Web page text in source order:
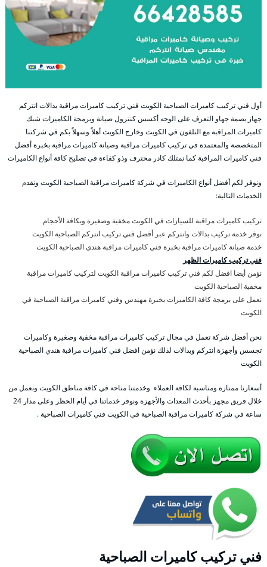
أول فني تركيب كاميرات الصباحية الكويت فني تركيب كاميرات مراقبة بدالات انتركم
جهاز بصمة جهاو التعرف على الوجه أكسس كنترول صيانة وبرمجة الكاميرات شبك
كاميرات المراقبة مع التلفون في الكويت وخارج الكويت أهلاً وسهلاً بكم في شركتنا
المتخصصة والمعتمدة في تركيب كاميرات مراقبة وصيانة كاميرات مراقبة بخبرة أفضل
فني كاميرات المراقبة كما نمتلك كادر محترف وذو كفاءة في تصليح كافة أنواع الكاميرات
ونوفر لكم أفضل أنواع الكاميرات في شركة كاميرات مراقبة الصباحية الكويت ونقدم
الخدمات التالية:
تركيب كاميرات مراقبة للسيارات في الكويت مخفية وصغيرة وبكافة الأحجام
نوفر خدمة تركيب بدالات وانتركم عبر أفضل فني تركيب انتركم الصباحية الكويت
خدمة صيانة كاميرات مراقبة بخبرة فني كاميرات مراقبة هندي الصباحية الكويت
فني تركيب كاميرات الظهر
نؤمن أيضا افضل لكم فني تركيب كاميرات مراقبة الكويت لتركيب كاميرات مراقبة
مخفية الصباحية الكويت
نعمل على برمجة كافة الكاميرات بخبرة مهندس وفني كاميرات مراقبة الصباحية في
الكويت
نحن أفضل شركة تعمل في مجال تركيب كاميرات مراقبة مخفية وصغيرة وكاميرات
تجسس وأجهزة انتركم وبدالات لذلك نؤمن افضل فني كاميرات مراقبة هندي الصباحية
الكويت
أسعارنا ممتازة ومناسبة لكافة العملاء وخدمتنا متاحة في كافة مناطق الكويت ونعمل من
خلال فريق مجهز بأحدث المعدات والأجهزة ونوفر خدماتنا في أيام الحظر وعلى مدار 24
ساعة في شركة كاميرات مراقبة الصباحية في الكويت فني كاميرات الصباحية .
فني تركيب كاميرات الصباحية